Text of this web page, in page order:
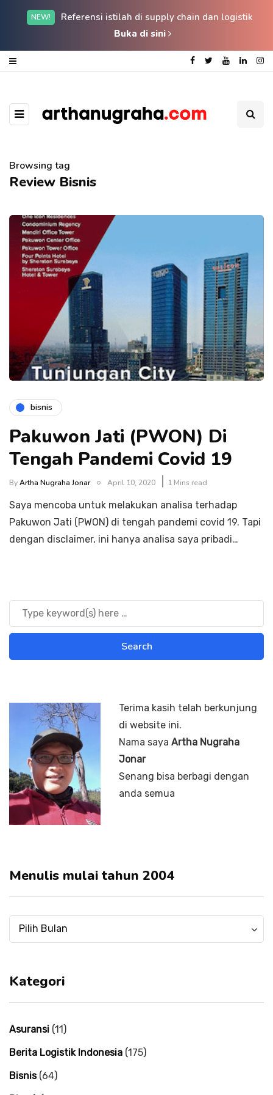
NEW!
Referensi istilah di supply chain dan logistik
Buka di sini
Browsing tag
Review Bisnis
bisnis
Pakuwon Jati (PWON) Di
Tengah Pandemi Covid 19
ByArtha Nugraha Jonar April 10, 2020 1 Mins read
Saya mencoba untuk melakukan analisa terhadap
Pakuwon Jati (PWON) di tengah pandemi covid 19. Tapi
dengan disclaimer, ini hanya analisa saya pribadi…
Terima kasih telah berkunjung
di website ini.
Nama saya Artha Nugraha
Jonar
Senang bisa berbagi dengan
anda semua
Menulis mulai tahun 2004
Menulis
mulai
2004
Pilih Bulan
Menulis
mulai
2004
Kategori
Asuransi (11)
Berita Logistik Indonesia (175)
Bisnis(64)